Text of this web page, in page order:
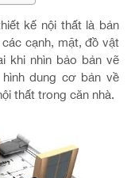
kế nội thất là bản
cạnh, mặt, đồ vật
khi nhìn bảo bản vẽ
dung cơ bản về
thất trong căn nhà.